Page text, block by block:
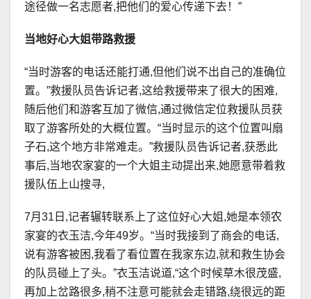
途径做一名志愿者,把他们的爱心传递下去！”
当地好心大姐带路救援
“当时游客的电话还能打通,但他们说不出自己的准确位
置。”救援队员告诉记者,这给救援带来了很大的困难,
随后他们和游客互加了微信,通过微信定位救援队员获
取了游客所处的大概位置。“当时显示的这个位置叫扇
子石,这个地方非常难走。”救援队员告诉记者,获悉此
事后,当地农家宴的一个大姐主动提出来,她愿意带着救
援队伍上山搜寻,
7月31日,记者辗转联系上了这位好心大姐,她是本领农
家宴的衣玉洁,今年49岁。“当时我接到了商会的电话,
说有游客被困,我看了看位置在我家东边,就和救生协会
的队员碰上了头。”衣玉洁说道,“这个时候草木很茂盛,
再加上岔路很多,稍不注意可能就会走错路,绕很远的距